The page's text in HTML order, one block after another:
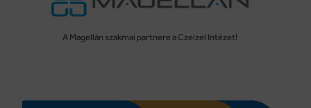
A Magellán szakmai partnere a Czeizel Intézet!